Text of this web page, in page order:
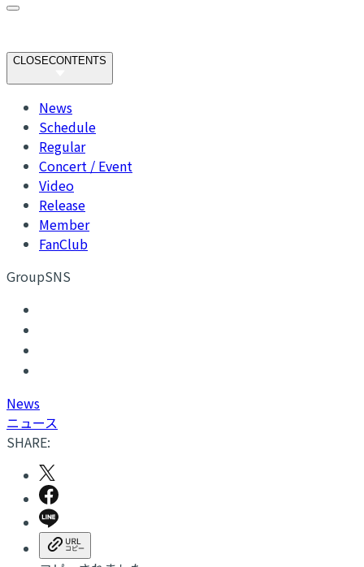
CLOSECONTENTS
News
Schedule
Regular
Concert / Event
Video
Release
Member
FanClub
GroupSNS
News
ニュース
SHARE: